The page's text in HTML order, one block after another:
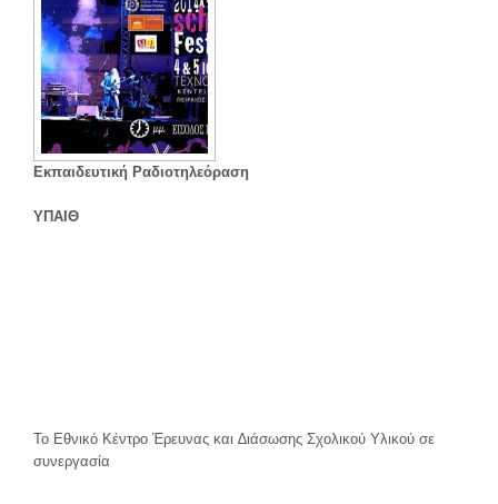
Εκπαιδευτική Ραδιοτηλεόραση
ΥΠΑΙΘ
Το Εθνικό Κέντρο Έρευνας και ∆ιάσωσης Σχολικού Υλικού σε
συνεργασία